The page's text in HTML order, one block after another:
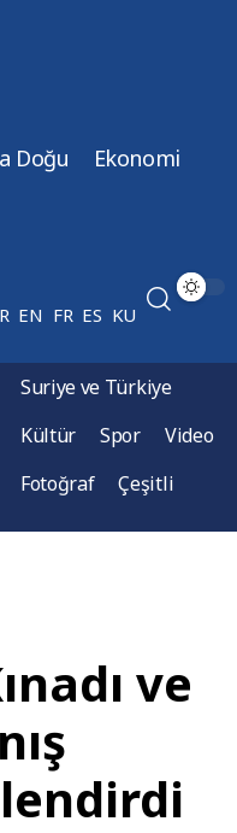
Doğu Ekonomi
EN FR ES KU
Suriye ve Türkiye
Kültür
Spor
Video
Fotoğraf
Çeşitli
ve